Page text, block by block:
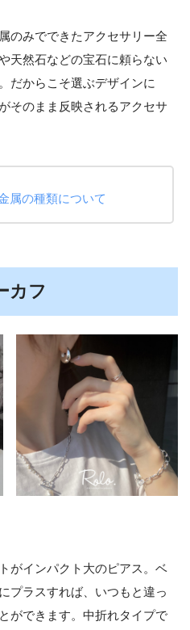
のみでできたアクセサリー全
天然石などの宝石に頼らない
だからこそ選ぶデザインに
そのまま反映されるアクセサ
属の種類について
カフ
がインパクト大のピアス。ベ
プラスすれば、いつもと違っ
ができます。中折れタイプで